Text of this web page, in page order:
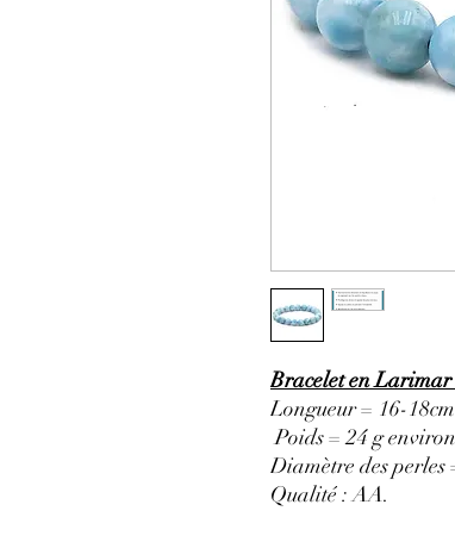
Bracelet en
Longueur = 16-
Poids = 24 g
Diamètre des perles
Qualité : AA.